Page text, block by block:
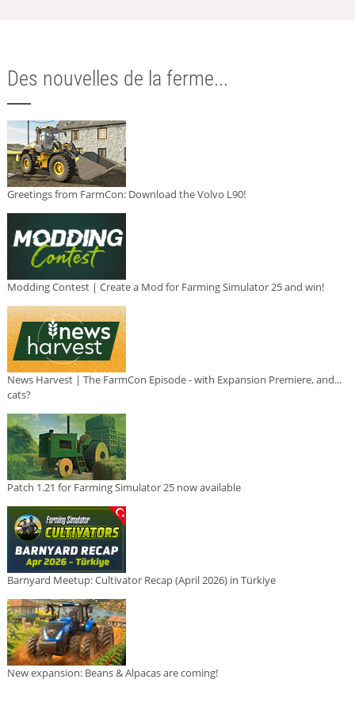
Des nouvelles de la ferme...
Greetings from FarmCon: Download the Volvo L90!
Modding Contest | Create a Mod for Farming Simulator 25 and win!
News Harvest | The FarmCon Episode - with Expansion Premiere, and...
cats?
Patch 1.21 for Farming Simulator 25 now available
Barnyard Meetup: Cultivator Recap (April 2026) in Türkiye
New expansion: Beans & Alpacas are coming!